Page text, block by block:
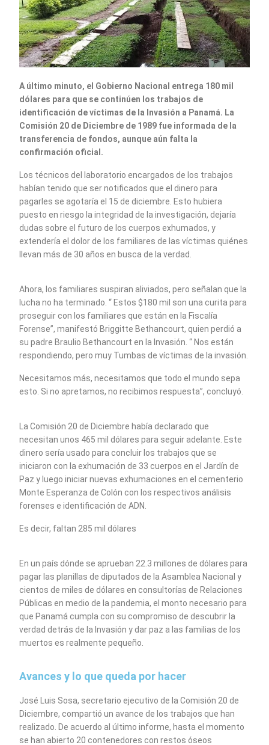
A último minuto, el Gobierno Nacional entrega 180 mil
dólares para que se continúen los trabajos de
identificación de víctimas de la Invasión a Panamá. La
Comisión 20 de Diciembre de 1989 fue informada de la
transferencia de fondos, aunque aún falta la
confirmación oficial.
Los técnicos del laboratorio encargados de los trabajos
habían tenido que ser notificados que el dinero para
pagarles se agotaría el 15 de diciembre. Esto hubiera
puesto en riesgo la integridad de la investigación, dejaría
dudas sobre el futuro de los cuerpos exhumados, y
extendería el dolor de los familiares de las víctimas quiénes
llevan más de 30 años en busca de la verdad.
Ahora, los familiares suspiran aliviados, pero señalan que la
lucha no ha terminado. “ Estos $180 mil son una curita para
proseguir con los familiares que están en la Fiscalía
Forense”, manifestó Briggitte Bethancourt, quien perdió a
su padre Braulio Bethancourt en la Invasión. “ Nos están
respondiendo, pero muy Tumbas de víctimas de la invasión.
Necesitamos más, necesitamos que todo el mundo sepa
esto. Si no apretamos, no recibimos respuesta”, concluyó.
La Comisión 20 de Diciembre había declarado que
necesitan unos 465 mil dólares para seguir adelante. Este
dinero sería usado para concluir los trabajos que se
iniciaron con la exhumación de 33 cuerpos en el Jardín de
Paz y luego iniciar nuevas exhumaciones en el cementerio
Monte Esperanza de Colón con los respectivos análisis
forenses e identificación de ADN.
Es decir, faltan 285 mil dólares
En un país dónde se aprueban 22.3 millones de dólares para
pagar las planillas de diputados de la Asamblea Nacional y
cientos de miles de dólares en consultorías de Relaciones
Públicas en medio de la pandemia, el monto necesario para
que Panamá cumpla con su compromiso de descubrir la
verdad detrás de la Invasión y dar paz a las familias de los
muertos es realmente pequeño.
Avances y lo que queda por hacer
José Luis Sosa, secretario ejecutivo de la Comisión 20 de
Diciembre, compartió un avance de los trabajos que han
realizado. De acuerdo al último informe, hasta el momento
se han abierto 20 contenedores con restos óseos